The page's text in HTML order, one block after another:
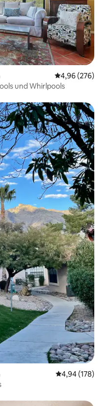
4,96 (276)
und Whirlpools
4,94 (178)